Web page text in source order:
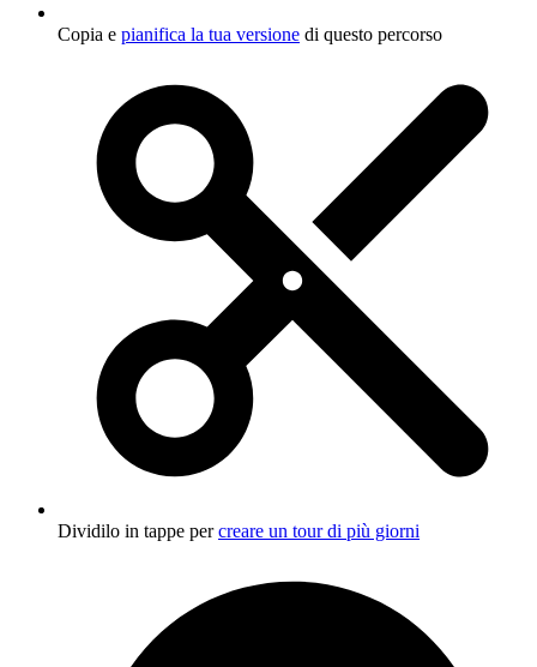
Copia e pianifica la tua versione di questo percorso
Dividilo in tappe percreare un tour di più giorni